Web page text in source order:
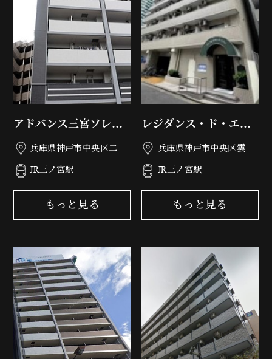
アドバンス三宮ソレイ
ユ 兵庫県神戸市中央区二宮
JR三ノ宮駅
もっと見る
レジダンス・ド・エリ
ール兵庫県神戸市中央区雲井
JR三ノ宮駅
もっと見る